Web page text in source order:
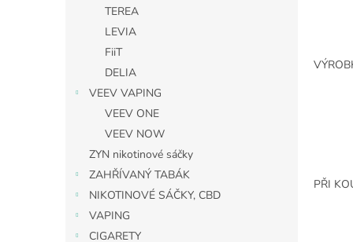
TEREA
LEVIA
FiiT
DELIA
VEEV VAPING
VEEV ONE
VEEV NOW
ZYN nikotinové sáčky
ZAHŘÍVANÝ TABÁK
NIKOTINOVÉ SÁČKY, CBD
VAPING
CIGARETY
PŘI